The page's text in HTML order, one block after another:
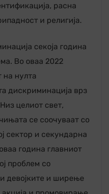
расна
и религија.
секоја година
Во оваа 2022
на нулта
дискриминација врз
целиот свет,
се соочуваат со
сектор и секундарна
година главниот
проблем со
девојките и ширење